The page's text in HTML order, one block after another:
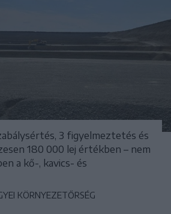
3 figyelmeztetés és
180 000 lej értékben – nem
a kő-, kavics- és
KÖRNYEZETŐRSÉG